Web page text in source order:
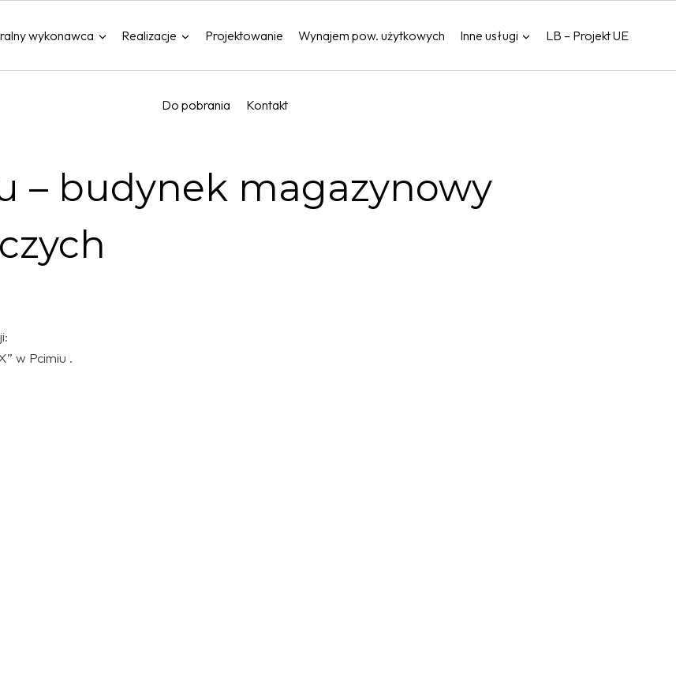
wykonawca Realizacje Projektowanie Wynajem pow. użytkowych Inne usługi LB – Projekt UE
Do pobrania Kontakt
– budynek magazynowy
w Pcimiu .